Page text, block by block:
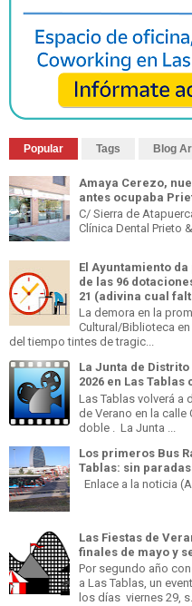
Popular Tags Blog
Amaya Cerezo,
antes ocupaba
C/ Sierra de
Clínica Dental Prieto
El Ayuntamiento
de las 96
21 (adivina cual
La demora en la
Cultural/Biblioteca
del tiempo tintes de tragic...
La Junta de
2026 en Las
Las Tablas volverá a
de Verano en la
doble . La Junta ...
Los primeros Bus
Tablas: sin
Enlace a la noticia
Las Fiestas de
finales de mayo y
Por segundo año
a Las Tablas, un
los días viernes 29,